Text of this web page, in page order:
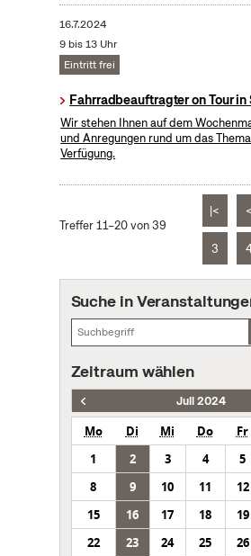
16.7.2024
9 bis 13 Uhr
Eintritt frei
Fahrradbeauftragter on Tour in
Wir stehen Ihnen auf dem
und Anregungen rund um das
Verfügung.
Treffer 11–20 von 39
|< <
3
Suche in
Zeitraum wählen
Juli 2024
Mo Di Mi Do Fr
1
2 3 4 5
8
9 10 11 12
15
16 17 18 19
22
23 24 25 26